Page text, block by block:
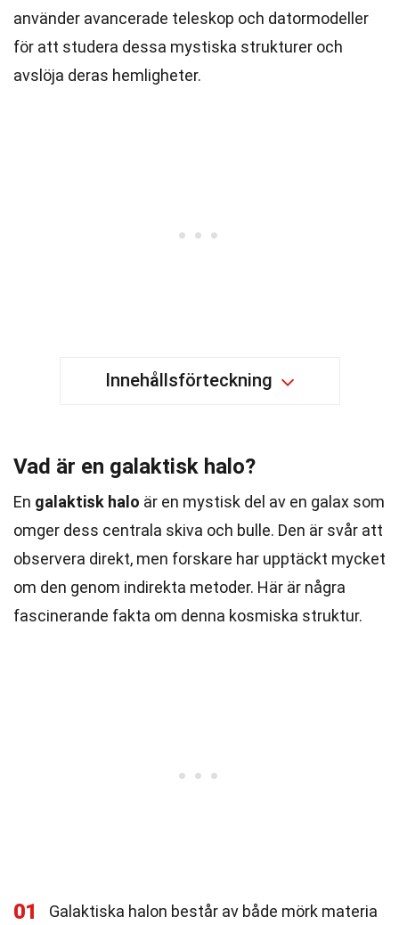
använder avancerade teleskop och datormodeller
för att studera dessa mystiska strukturer och
avslöja deras hemligheter.
Innehållsförteckning
Vad är en galaktisk halo?
En galaktisk halo är en mystisk del av en galax som
omger dess centrala skiva och bulle. Den är svår att
observera direkt, men forskare har upptäckt mycket
om den genom indirekta metoder. Här är några
fascinerande fakta om denna kosmiska struktur.
01
Galaktiska halon består av både mörk materia